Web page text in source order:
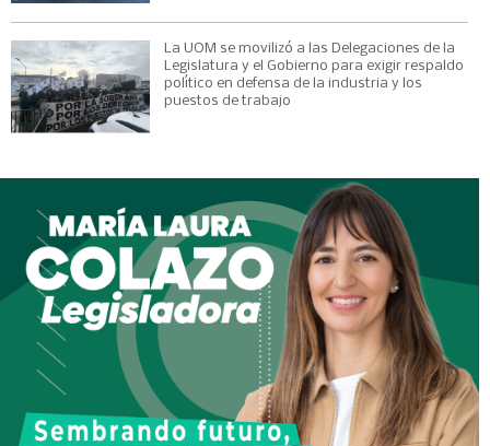
La UOM se movilizó a las Delegaciones de la
Legislatura y el Gobierno para exigir respaldo
político en defensa de la industria y los
puestos de trabajo